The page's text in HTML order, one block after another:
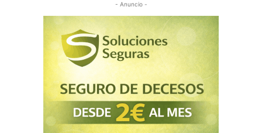
- Anuncio -